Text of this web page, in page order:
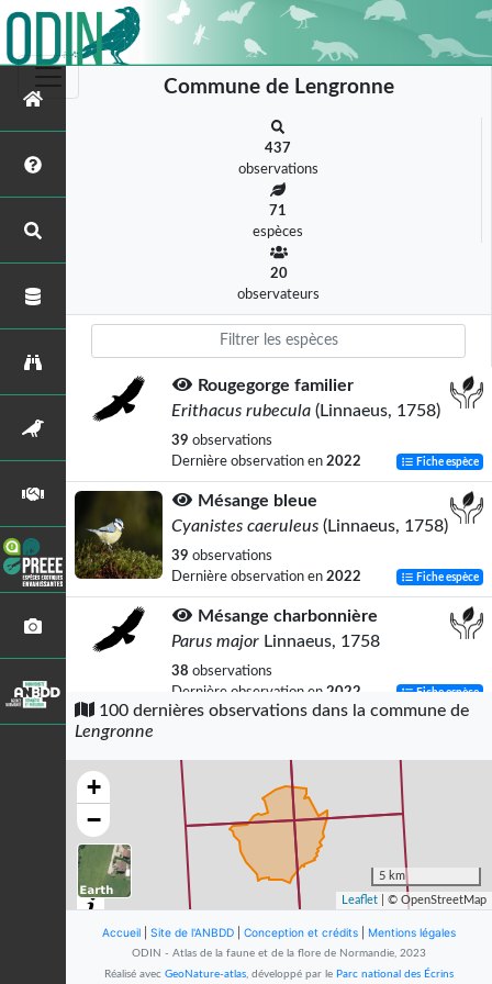
Commune de Lengronne
437
observations
71
espèces
20
observateurs
Rougegorge familier
Erithacus rubecula (Linnaeus, 1758)
39 observations
Dernière observation en 2022 Fiche espèce
Mésange bleue
Cyanistes caeruleus (Linnaeus, 1758)
39 observations
Dernière observation en 2022 Fiche espèce
Mésange charbonnière
Parus major Linnaeus, 1758
38 observations
Dernière observation en 2022 Fiche espèce
Prunella modularis(Linnaeus, 1758)
37
Dernière observation en2022
Merle noir
Turdus merula
Linnaeus, 1758
37observations
Moineau domestique
100 dernières observations dans la commune de
Lengronne
+
−
5 km
Leaflet | © OpenStreetMap
Accueil Site de l'ANBDD Conception et crédits Mentions légales
ODIN - Atlas de la faune et de la flore de Normandie, 2023
Réalisé avec GeoNature-atlas, développé par le Parc national des Écrins